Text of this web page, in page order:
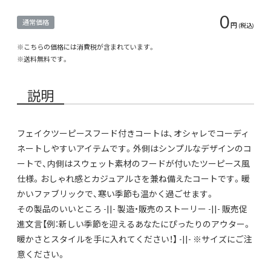
通常価格 0円 (税込)
※こちらの価格には消費税が含まれています。
※送料無料です。
説明
フェイクツーピースフード付きコートは、オシャレでコーディ
ネートしやすいアイテムです。外側はシンプルなデザインのコ
ートで、内側はスウェット素材のフードが付いたツーピース風
仕様。おしゃれ感とカジュアルさを兼ね備えたコートです。暖
かいファブリックで、寒い季節も温かく過ごせます。
その製品のいいところ -||- 製造・販売のストーリー -||- 販売促
進文言【例：新しい季節を迎えるあなたにぴったりのアウター。
暖かさとスタイルを手に入れてください！】 -||- ※サイズにご注
意ください。